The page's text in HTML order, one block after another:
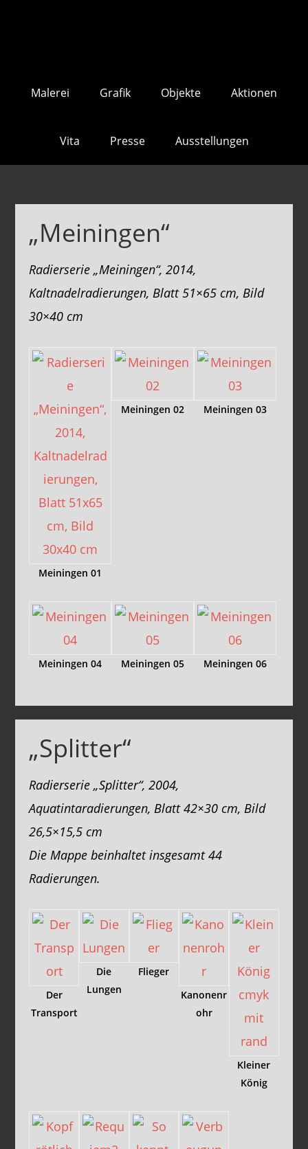
Malerei Grafik Objekte Aktionen
Vita Presse Ausstellungen
„Meiningen“
Radierserie „Meiningen“, 2014,
Kaltnadelradierungen, Blatt 51×65 cm, Bild
30×40 cm
Meiningen 01
Meiningen 02 Meiningen 03
Meiningen 04 Meiningen 05 Meiningen 06
„Splitter“
Radierserie „Splitter“, 2004,
Aquatintaradierungen, Blatt 42×30 cm, Bild
26,5×15,5 cm
Die Mappe beinhaltet insgesamt 44
Radierungen.
Der
Transport
Die
Lungen
Flieger
Kanonenr
ohr
Kleiner
König